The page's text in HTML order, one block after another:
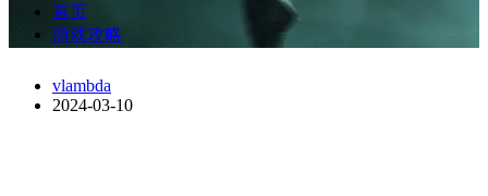
首页
游戏攻略
vlambda
2024-03-10